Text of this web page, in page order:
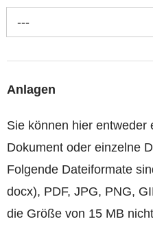
---
Anlagen
Sie können hier entweder
Dokument oder einzelne
Folgende Dateiformate
docx), PDF, JPG, PNG,
die Größe von 15 MB